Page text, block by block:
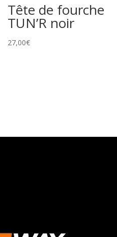
Tête de fourche
TUN’R noir
27,00€